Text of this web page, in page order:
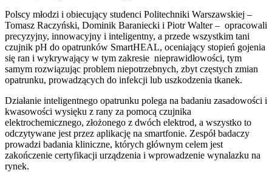
Polscy młodzi i obiecujący studenci Politechniki Warszawskiej –
Tomasz Raczyński, Dominik Baraniecki i Piotr Walter – opracowali
precyzyjny, innowacyjny i inteligentny, a przede wszystkim tani
czujnik pH do opatrunków SmartHEAL, oceniający stopień gojenia
się ran i wykrywający w tym zakresie nieprawidłowości, tym
samym rozwiązując problem niepotrzebnych, zbyt częstych zmian
opatrunku, prowadzących do infekcji lub uszkodzenia tkanek.
Działanie inteligentnego opatrunku polega na badaniu zasadowości i
kwasowości wysięku z rany za pomocą czujnika
elektrochemicznego, złożonego z dwóch elektrod, a wszystko to
odczytywane jest przez aplikację na smartfonie. Zespół badaczy
prowadzi badania kliniczne, których głównym celem jest
zakończenie certyfikacji urządzenia i wprowadzenie wynalazku na
rynek.